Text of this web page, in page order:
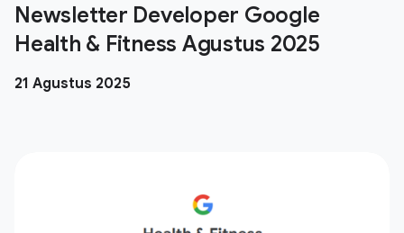
Newsletter Developer Google
Health & Fitness Agustus 2025
21 Agustus 2025